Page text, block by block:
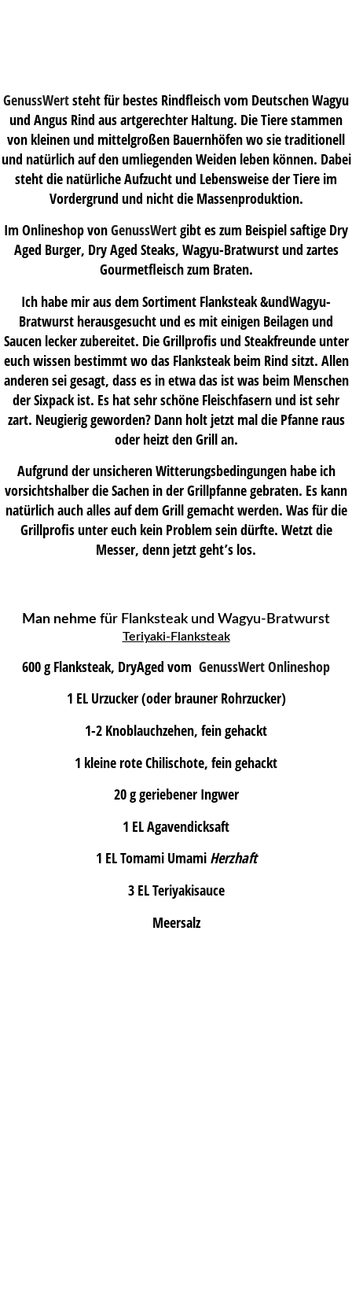
GenussWertsteht für bestes Rindfleisch vom Deutschen Wagyu
und Angus Rind aus artgerechter Haltung. Die Tiere stammen
von kleinen und mittelgroßen Bauernhöfen wo sie traditionell
und natürlich auf den umliegenden Weiden leben können. Dabei
steht die natürliche Aufzucht und Lebensweise der Tiere im
Vordergrund und nicht die Massenproduktion.
Im Onlineshop vonGenussWertgibt es zum Beispiel saftige Dry
Aged Burger, Dry Aged Steaks, Wagyu-Bratwurst und zartes
Gourmetfleisch zum Braten.
Ich habe mir aus dem Sortiment Flanksteak &undWagyu-
Bratwurst herausgesucht und es mit einigen Beilagen und
Saucen lecker zubereitet. Die Grillprofis und Steakfreunde unter
euch wissen bestimmt wo das Flanksteak beim Rind sitzt. Allen
anderen sei gesagt, dass es in etwa das ist was beim Menschen
der Sixpack ist. Es hat sehr schöne Fleischfasern und ist sehr
zart. Neugierig geworden? Dann holt jetzt mal die Pfanne raus
oder heizt den Grill an.
Aufgrund der unsicheren Witterungsbedingungen habe ich
vorsichtshalber die Sachen in der Grillpfanne gebraten. Es kann
natürlich auch alles auf dem Grill gemacht werden. Was für die
Grillprofis unter euch kein Problem sein dürfte. Wetzt die
Messer, denn jetzt geht’s los.
Man nehme für Flanksteak und Wagyu-Bratwurst
Teriyaki-Flanksteak
600 g Flanksteak, DryAged vom GenussWert Onlineshop
1 EL Urzucker (oder brauner Rohrzucker)
1-2 Knoblauchzehen, fein gehackt
1 kleine rote Chilischote, fein gehackt
20 g geriebener Ingwer
1 EL Agavendicksaft
1 EL Tomami Umami Herzhaft
3 EL Teriyakisauce
Meersalz